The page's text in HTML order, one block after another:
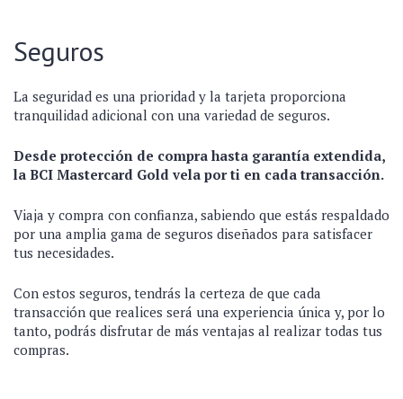
Seguros
La seguridad es una prioridad y la tarjeta proporciona
tranquilidad adicional con una variedad de seguros.
Desde protección de compra hasta garantía extendida,
la BCI Mastercard Gold vela por ti en cada transacción.
Viaja y compra con confianza, sabiendo que estás respaldado
por una amplia gama de seguros diseñados para satisfacer
tus necesidades.
Con estos seguros, tendrás la certeza de que cada
transacción que realices será una experiencia única y, por lo
tanto, podrás disfrutar de más ventajas al realizar todas tus
compras.